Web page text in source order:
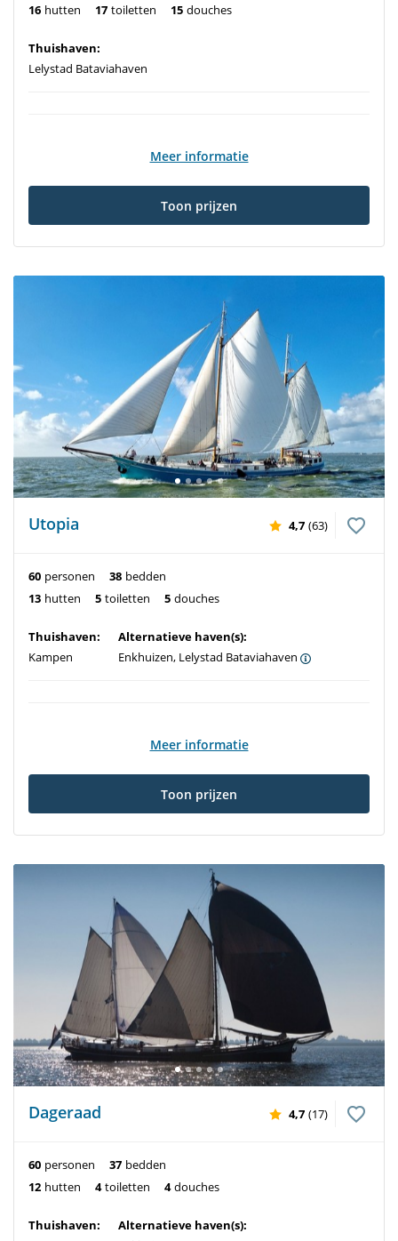
16 hutten 17 toiletten 15 douches
Thuishaven:
Lelystad Bataviahaven
Meer informatie
Toon prijzen
Utopia 4,7 (63)
60 personen 38 bedden
13 hutten 5 toiletten 5 douches
Thuishaven:
Kampen
Alternatieve haven(s):
Enkhuizen, Lelystad Bataviahaven
Meer informatie
Toon prijzen
Dageraad 4,7 (17)
60 personen 37 bedden
12 hutten 4 toiletten 4 douches
Thuishaven:
Alternatieve haven(s):